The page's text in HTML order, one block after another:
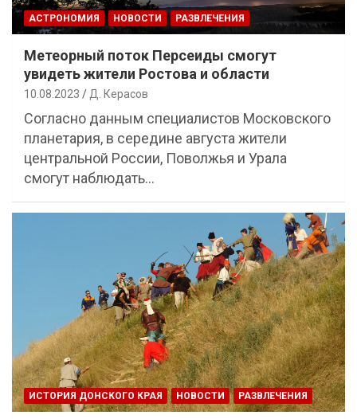
АСТРОНОМИЯ НОВОСТИ РАЗВЛЕЧЕНИЯ
Метеорный поток Персеиды смогут
увидеть жители Ростова и области
10.08.2023 Д. Керасов
Согласно данным специалистов Московского
планетария, в середине августа жители
центральной России, Поволжья и Урала
смогут наблюдать…
ИСТОРИЯ ДОНСКОГО КРАЯ НОВОСТИ РАЗВЛЕЧЕНИЯ